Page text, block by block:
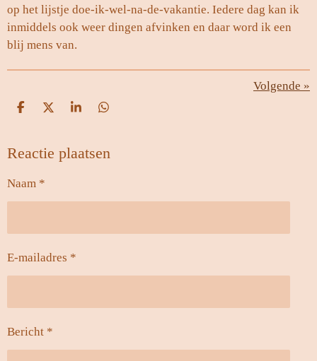
op het lijstje doe-ik-wel-na-de-vakantie. Iedere dag kan ik
inmiddels ook weer dingen afvinken en daar word ik een
blij mens van.
Volgende »
D
e
D
l
S
r
D
e
Reactie plaatsen
Naam *
E-mailadres *
Bericht *